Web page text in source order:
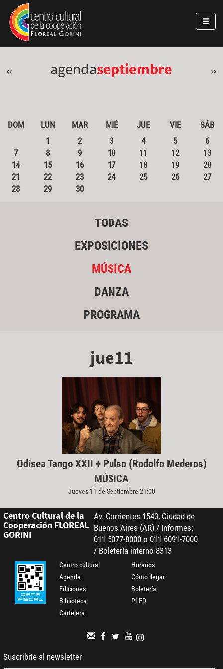
Pasar al contenido principal
Jump to main content
« agendaseptiembre »
DOM LUN MAR MIÉ JUE VIE
SÁB
1
2 3 4 5
6
7
8 9 10 11 12
13
14
15 16 17 18 19
20
21
22 23 24 25 26
27
28
29 30
TODAS
EXPOSICIONES
MÚSICA
DANZA
PROGRAMA
jue11
Odisea Tango XXII + Pulso (Rodolfo Mederos)
MÚSICA
Jueves 11 de Septiembre 21:00
Centro Cultural de la
Cooperación FLOREAL
GORINI
Av. Corrientes 1543, Ciudad de
Buenos Aires (AR) / Informes:
011 5077-8000 o 011 6091-7000
/ Boletería interno 8313
Centro cultural
Agenda
Ediciones
Biblioteca
Cartelera
Horarios
Cómo llegar
Boletería
PLED
Suscribite al newsletter